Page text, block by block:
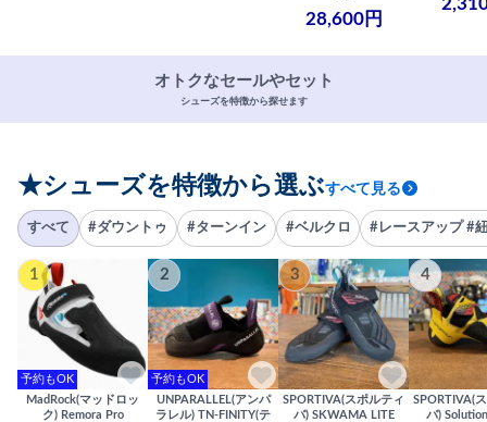
28,600円
オトクなセールやセット
シューズを特徴から探せます
★シューズを特徴から選ぶすべて見る
すべて #ダウントゥ #ターンイン #ベルクロ #レースアップ #
1
予約もOK
MadRock(マッドロッ
ク) Remora Pro
2
予約もOK
UNPARALLEL(アンパ
ラレル) TN-FINITY(テ
3
SPORTIVA(スポルティ
バ) SKWAMA LITE
4
SPORTIVA(
バ)